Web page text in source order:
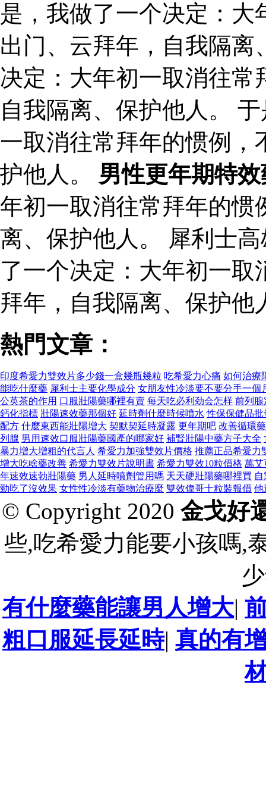
是，我做了一个决定：
出门、云拜年，自我隔
决定：大年初一取消往
自我隔离、保护他人。
一取消往常拜年的惯例，
护他人。 男性更年期特效
年初一取消往常拜年的惯
离、保护他人。 犀利士
了一个决定：大年初一
拜年，自我隔离、保护
熱門文章：
印度希愛力雙效片多少錢一盒幾瓶幾粒 吃希愛力心痛 如何治療
能吃什麼藥 犀利士主要化學成分 女朋友性冷淡要不要分手一個
公英茶的作用 口服壯陽藥哪裡有賣 每天吃必利劲会怎样 前列腺
鈣化指標 壯陽速效藥那個好 延時劑什麼時候噴水 性保保健品批
配方 什麼東西能壯陽增大 契默契延時凝露 更年期吧 改善循環
列腺 男用速效口服壯陽藥國產的哪家好 補腎壯陽中藥方子大全
暴力增大增粗的代言人 希愛力加強雙效片價格 推薦正品希愛力
增大吃啥藥改善 希愛力雙效片說明書 希愛力雙效10粒價格 萬艾
年速效速勃壯陽藥 男人延時噴劑管用嗎 天天硬壯陽藥哪裡買
勁吃了沒效果 女性性冷淡有藥物治療麼 雙效偉哥十粒裝報價 他
© Copyright 2020 金戈好
些,吃希愛力能要小孩嗎,
有什麼藥能讓男人增大|
粗口服延長延時| 真的有